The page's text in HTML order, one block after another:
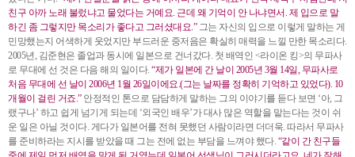
친구 아까 노래 불렀냐고 물었다는 거예요. 근데 왜 기억이 안 나냐면서. 제 입으로 말
하긴 좀 그렇지만 목소리가 좋다고 그러셨대요.” 그는 자신의 입으로 이렇게 말하는 게
민망했는지 어색하게 웃었지만 부드러운 중저음은 확실히 매력을 느낄 만한 목소리다.
2005년, 김준현은 졸업과 동시에 일본으로 건너갔다. 첫 배역인 <라이온 킹>의 무파사
로 무대에 선 것은 다음 해의 일이다. “제가 일본에 간 날이 2005년 3월 14일, 무파사로
처음 무대에 선 날이 2006년 1월 26일이에요.(그는 날짜를 정확히 기억하고 있었다). 10
개월이 걸린 거죠.” 안정적인 톤으로 담담하게 말하는 그의 이야기를 듣다 보면 ‘아, 그
랬구나’ 하고 쉽게 넘기게 되는데 ‘외국인 배우’가 대사 많은 역할을 맡는다는 것이 쉬
운 일은 아닐 것이다. 게다가 일본어를 전혀 못했던 사람이라면 더더욱. 따라서 무파사
를 준비하라는 지시를 받았을 때 그는 전에 없는 부담을 느껴야 했다. “같이 간 친구들